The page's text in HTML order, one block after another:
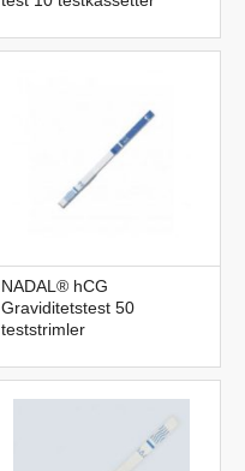
NADAL® hCG
Graviditetstest 50
teststrimler